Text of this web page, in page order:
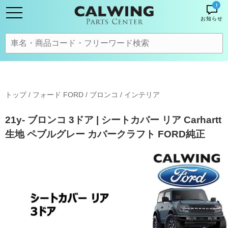
!
お知らせ
トップ/ フォード FORD / ブロンコ / インテリア
21y- ブロンコ 3ドア | シートカバー リア Carhartt
生地 ペブルグレー カバークラフト FORD純正